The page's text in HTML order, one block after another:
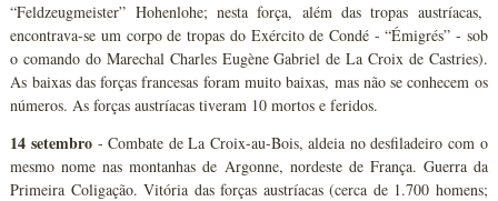
“Feldzeugmeister” Hohenlohe; nesta força, além das tropas austríacas,
encontrava-se um corpo de tropas do Exército de Condé - “Émigrés” - sob
o comando do Marechal Charles Eugène Gabriel de La Croix de Castries).
As baixas das forças francesas foram muito baixas, mas não se conhecem os
números. As forças austríacas tiveram 10 mortos e feridos.
14 setembro - Combate de La Croix-au-Bois, aldeia no desfiladeiro com o
mesmo nome nas montanhas de Argonne, nordeste de França. Guerra da
Primeira Coligação. Vitória das forças austríacas (cerca de 1.700 homens;